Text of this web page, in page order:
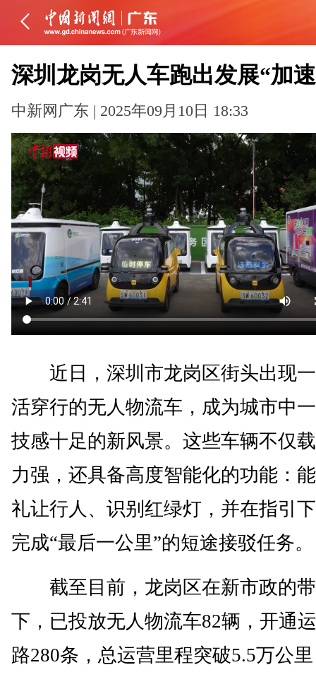
深圳龙岗无人车跑出发展“加
中新网广东 | 2025年09月10日 18:33
近日，深圳市龙岗区街头出现
活穿行的无人物流车，成为城市中
技感十足的新风景。这些车辆不仅
力强，还具备高度智能化的功能：
礼让行人、识别红绿灯，并在指引
完成“最后一公里”的短途接驳任务。
截至目前，龙岗区在新市政的
下，已投放无人物流车82辆，开通
路280条，总运营里程突破5.5万公